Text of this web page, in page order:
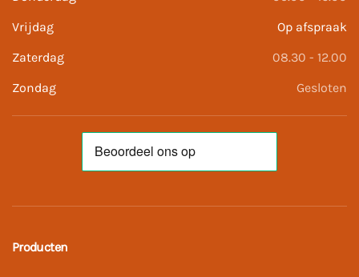
Vrijdag
Op afspraak
Zaterdag
08.30 - 12.00
Zondag
Gesloten
Producten